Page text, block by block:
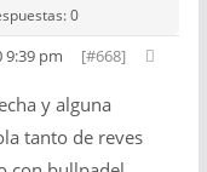
0
9:39 pm [#668]
y alguna
tanto de reves